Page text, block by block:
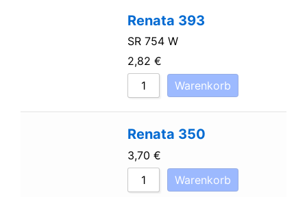
Renata 393
SR 754 W
2,82 €
Warenkorb
Renata 350
3,70 €
Warenkorb